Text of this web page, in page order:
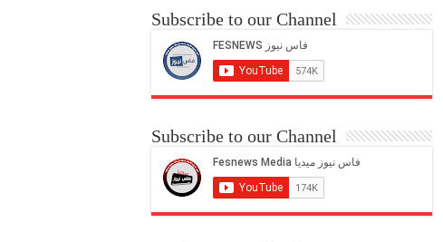
Subscribe to our Channel
Subscribe to our Channel